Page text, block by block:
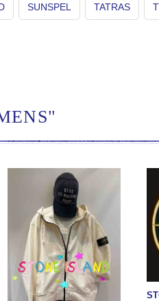
SUNSPEL TATRAS